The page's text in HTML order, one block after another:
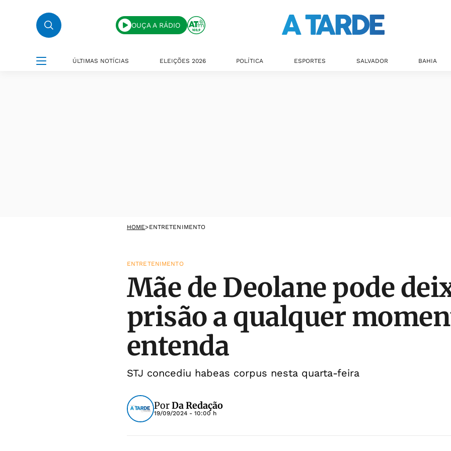
OUÇA A RÁDIO
ÚLTIMAS NOTÍCIAS ELEIÇÕES 2026 POLÍTICA ESPORTES SALVADOR BAHIA
HOME>ENTRETENIMENTO
ENTRETENIMENTO
Mãe de Deolane pode
prisão a qualquer
entenda
STJ concediu habeas corpus nesta quarta-feira
PorDa Redação
19/09/2024 - 10:00 h